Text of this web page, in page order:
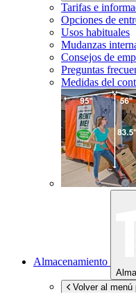
Tarifas e
Opciones de
Usos habituales
Mudanzas
Consejos de
Preguntas
Medidas del
Almacenamiento
Volver al menú